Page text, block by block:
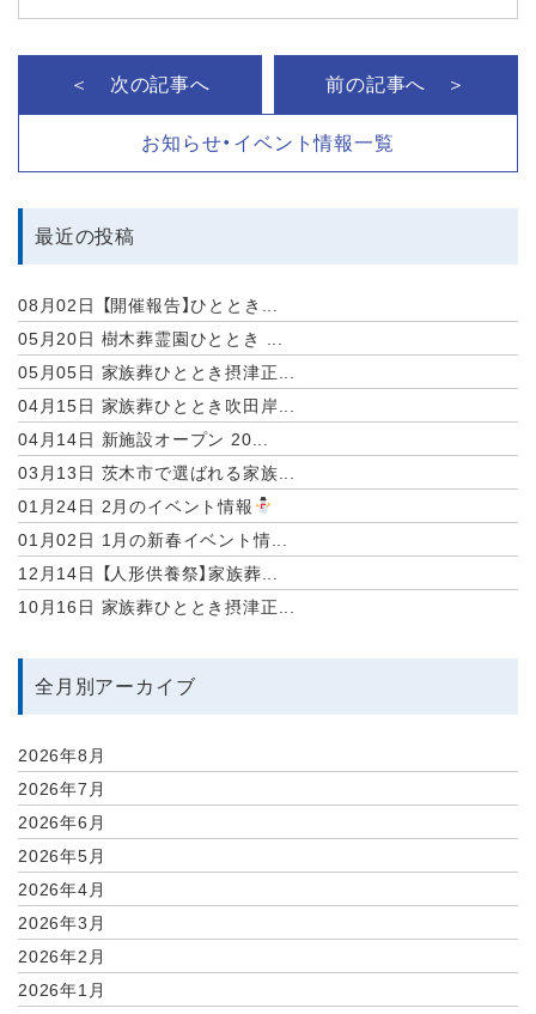
＜ 次の記事へ
お知らせ・イベント情報一覧
前の記事へ ＞
最近の投稿
08月02日
【開催報告】ひととき...
05月20日 樹木葬霊園ひととき ...
05月05日 家族葬ひととき摂津正...
04月15日 家族葬ひととき吹田岸...
04月14日 新施設オープン 20...
03月13日 茨木市で選ばれる家族...
01月24日 2月のイベント情報
01月02日 1月の新春イベント情...
12月14日
【人形供養祭】家族葬...
10月16日 家族葬ひととき摂津正...
全月別アーカイブ
2026年8月
2026年7月
2026年6月
2026年5月
2026年4月
2026年3月
2026年2月
2026年1月